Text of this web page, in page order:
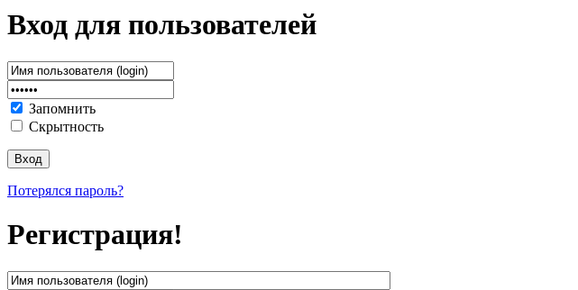
Вход для пользователей
Запомнить
Скрытность
Потерялся пароль?
Регистрация!